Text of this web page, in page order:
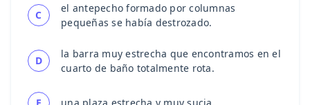
C
el antepecho formado por columnas
pequeñas se había destrozado.
D
la barra muy estrecha que encontramos en el
cuarto de baño totalmente rota.